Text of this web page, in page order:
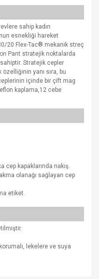
sahip kadın
esnekliği hareket
80/20 Flex-Tac® mekanik streç
Pant stratejik noktalarda
Stratejik cepler
yanı sıra, bu
içinde bir çift mag
kaplama,12 cebe
cep kapaklarında nakış.
olanağı sağlayan cep
etiket.
lekelere ve suya